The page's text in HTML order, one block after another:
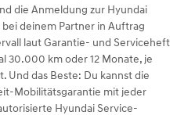
die Anmeldung zur Hyundai
deinem Partner in Auftrag
laut Garantie- und Serviceheft
30.000 km oder 12 Monate, je
Und das Beste: Du kannst die
Mobilitätsgarantie mit jeder
Hyundai Service-